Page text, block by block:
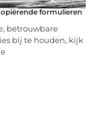
formulieren
betrouwbare
bij te houden, kijk